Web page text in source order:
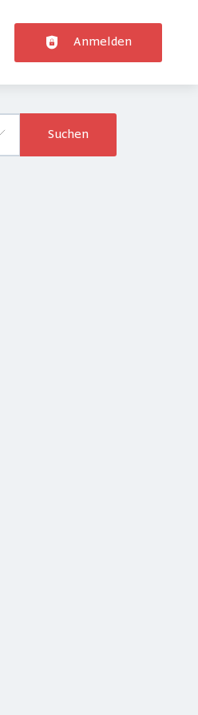
Anmelden
Suchen